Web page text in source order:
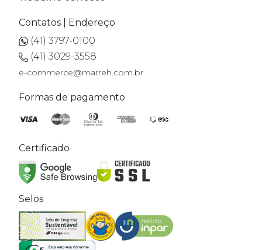
Contatos | Endereço
(41) 3797-0100
(41) 3029-3558
e-commerce@marreh.com.br
Formas de pagamento
Certificado
Selos